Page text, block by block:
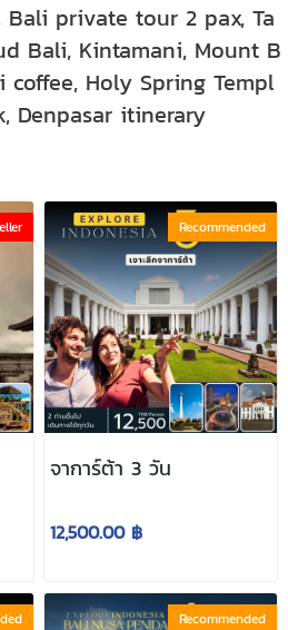
private tour 2 pax, Ta
Bali, Kintamani, Mount B
coffee, Holy Spring Templ
Denpasar itinerary
Recommended
จาการ์ต้า 3 วัน
12,500.00 ฿
Recommended